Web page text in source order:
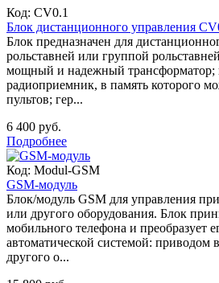
Код: CV0.1
Блок дистанционного управления
Блок предназначен для
рольставней или группой
мощный и надежный трансформатор;
радиоприемник, в память которого
пультов; гер...
6 400 руб.
Подробнее
Код: Modul-GSM
GSM-модуль
Блок/модуль GSM для управления
или другого оборудования. Блок
мобильного телефона и преобразует
автоматической системой: приводом
другого о...